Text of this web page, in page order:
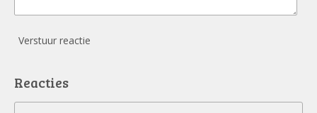
Verstuur reactie
Reacties